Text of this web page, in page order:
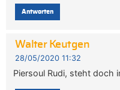
Antworten
Walter Keutgen
28/05/2020 11:32
Piersoul Rudi, steht doch